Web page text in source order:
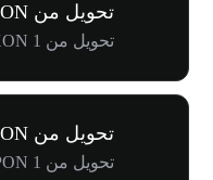
تحويل من COPXON إلى BRL
تحويل من 1 COPXON إلى R$439.44
تحويل من SHOPON إلى PLN
تحويل من 1 SHOPON إلى zł555.35